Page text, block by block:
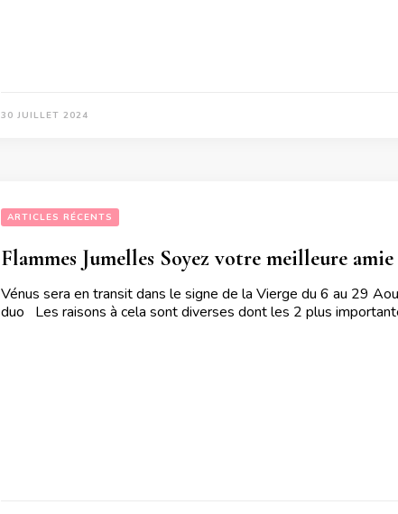
30 JUILLET 2024
ARTICLES RÉCENTS
Flammes Jumelles Soyez votre meilleure
Vénus sera en transit dans le signe de la Vierge du 6 au 29
duo Les raisons à cela sont diverses dont les 2 plus